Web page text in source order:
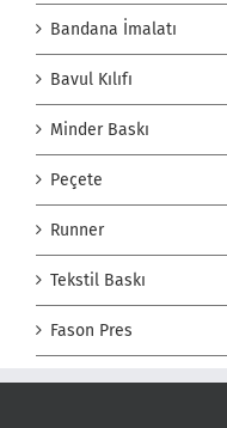
Bandana İmalatı
Bavul Kılıfı
Minder Baskı
Peçete
Runner
Tekstil Baskı
Fason Pres